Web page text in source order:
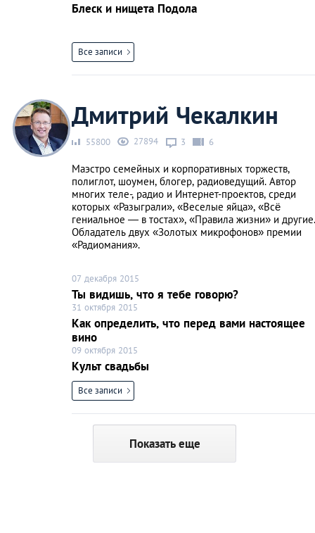
Блеск и нищета Подола
Все записи
Дмитрий Чекалкин
55800 27894 3 6
Маэстро семейных и корпоративных торжеств,
полиглот, шоумен, блогер, радиоведущий. Автор
многих теле-, радио и Интернет-проектов, среди
которых «Разыграли», «Веселые яйца», «Всё
гениальное — в тостах», «Правила жизни» и другие.
Обладатель двух «Золотых микрофонов» премии
«Радиомания».
07 декабря 2015
Ты видишь, что я тебе говорю?
31 октября 2015
Как определить, что перед вами настоящее
вино
09 октября 2015
Культ свадьбы
Все записи
Показать еще